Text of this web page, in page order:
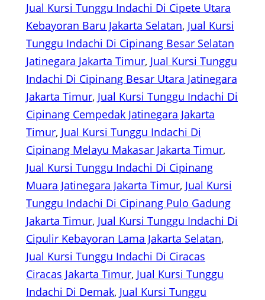
Jual Kursi Tunggu Indachi Di Cipete Utara
Kebayoran Baru Jakarta Selatan, Jual Kursi
Tunggu Indachi Di Cipinang Besar Selatan
Jatinegara Jakarta Timur, Jual Kursi Tunggu
Indachi Di Cipinang Besar Utara Jatinegara
Jakarta Timur, Jual Kursi Tunggu Indachi Di
Cipinang Cempedak Jatinegara Jakarta
Timur, Jual Kursi Tunggu Indachi Di
Cipinang Melayu Makasar Jakarta Timur
Jual Kursi Tunggu Indachi Di Cipinang
Muara Jatinegara Jakarta Timur, Jual Kursi
Tunggu Indachi Di Cipinang Pulo Gadung
Jakarta Timur, Jual Kursi Tunggu Indachi Di
Cipulir Kebayoran Lama Jakarta Selatan
Jual Kursi Tunggu Indachi Di Ciracas
Ciracas Jakarta Timur, Jual Kursi Tunggu
Indachi Di Demak, Jual Kursi Tunggu